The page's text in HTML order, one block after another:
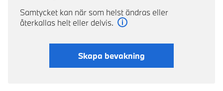
Samtycket kan när som helst ändras eller
återkallas helt eller delvis.
Skapa bevakning